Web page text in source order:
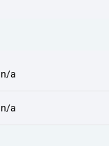
n/a
n/a